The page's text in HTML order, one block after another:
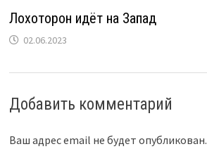
Лохоторон идёт на Запад
02.06.2023
Добавить комментарий
Ваш адрес email не будет опубликован.